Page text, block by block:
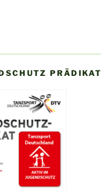
PRÄDIKAT